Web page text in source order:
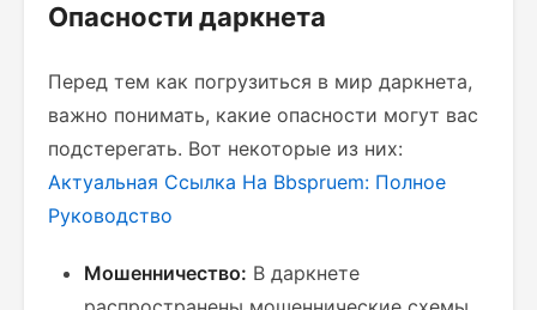
Опасности даркнета
Перед тем как погрузиться в мир даркнета,
важно понимать, какие опасности могут вас
подстерегать. Вот некоторые из них:
Актуальная Ссылка На Bbspruem: Полное
Руководство
Мошенничество: В даркнете